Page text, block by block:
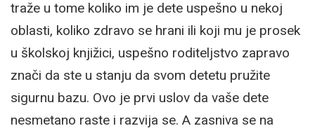
traže u tome koliko im je dete uspešno u nekoj
oblasti, koliko zdravo se hrani ili koji mu je prosek
u školskoj knjižici, uspešno roditeljstvo zapravo
znači da ste u stanju da svom detetu pružite
sigurnu bazu. Ovo je prvi uslov da vaše dete
nesmetano raste i razvija se. A zasniva se na